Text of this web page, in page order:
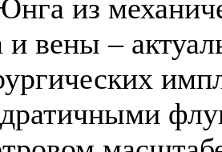
из
и вены –